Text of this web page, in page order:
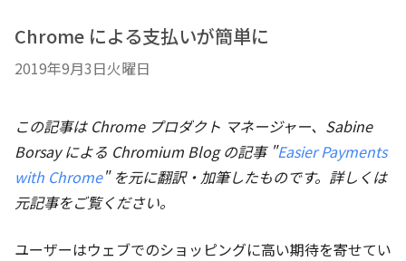
Chrome による支払いが簡単に
2019年9月3日火曜日
この記事は Chrome プロダクト マネージャー、Sabine
Borsay による Chromium Blog の記事 "Easier Payments
with Chrome" を元に翻訳・加筆したものです。詳しくは
元記事をご覧ください。
ユーザーはウェブでのショッピングに高い期待を寄せてい